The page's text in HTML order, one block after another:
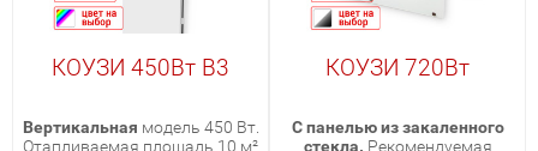
КОУЗИ 450Вт В3
Вертикальная модель 450 Вт.
Отапливаемая площадь 10 м²
КОУЗИ 720Вт
С панелью из закаленного
стекла. Рекомендуемая